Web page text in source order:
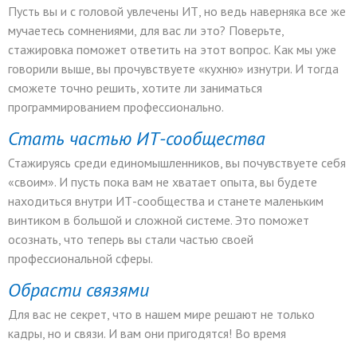
Пусть вы и с головой увлечены ИТ, но ведь наверняка все же
мучаетесь сомнениями, для вас ли это? Поверьте,
стажировка поможет ответить на этот вопрос. Как мы уже
говорили выше, вы прочувствуете «кухню» изнутри. И тогда
сможете точно решить, хотите ли заниматься
программированием профессионально.
Стать частью ИТ-сообщества
Стажируясь среди единомышленников, вы почувствуете себя
«своим». И пусть пока вам не хватает опыта, вы будете
находиться внутри ИТ-сообщества и станете маленьким
винтиком в большой и сложной системе. Это поможет
осознать, что теперь вы стали частью своей
профессиональной сферы.
Обрасти связями
Для вас не секрет, что в нашем мире решают не только
кадры, но и связи. И вам они пригодятся! Во время